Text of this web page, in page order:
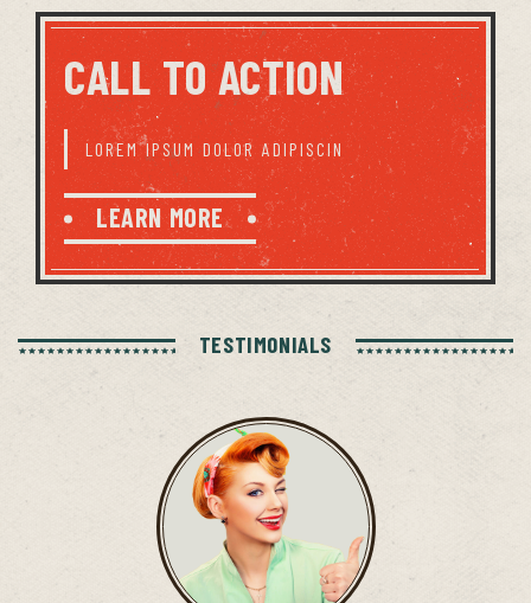
CALL TO ACTION
LOREM IPSUM DOLOR ADIPISCIN
LEARN MORE
TESTIMONIALS